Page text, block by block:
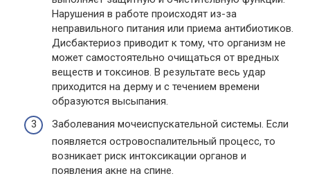
Нарушения в работе происходят из-за
неправильного питания или приема антибиотиков.
Дисбактериоз приводит к тому, что организм не
может самостоятельно очищаться от вредных
веществ и токсинов. В результате весь удар
приходится на дерму и с течением времени
образуются высыпания.
Заболевания мочеиспускательной системы. Если
появляется островоспалительный процесс, то
возникает риск интоксикации органов и
появления акне на спине.